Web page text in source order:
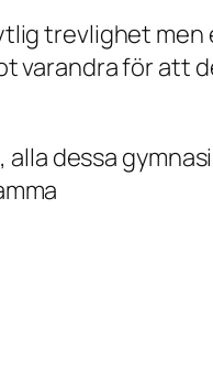
trevlighet
varandra för att
dessa